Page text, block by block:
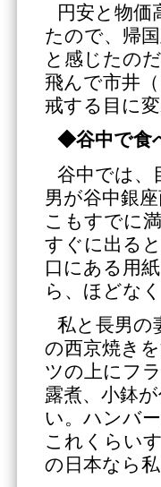
円安と物
たので、帰
と感じたの
飛んで市井
戒する目に変
◆谷中で食
谷中では、
男が谷中銀
こもすでに
すぐに出る
口にある用
ら、ほどな
私と長男の
の西京焼き
ツの上にフ
露煮、小鉢
い。ハンバ
これくらい
の日本なら